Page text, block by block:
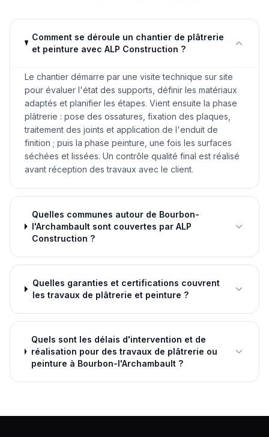
Comment se déroule un chantier de plâtrerie
et peinture avec ALP Construction ?
Le chantier démarre par une visite technique sur site
pour évaluer l'état des supports, définir les matériaux
adaptés et planifier les étapes. Vient ensuite la phase
plâtrerie : pose des ossatures, fixation des plaques,
traitement des joints et application de l'enduit de
finition ; puis la phase peinture, une fois les surfaces
séchées et lissées. Un contrôle qualité final est réalisé
avant réception des travaux avec le client.
Quelles communes autour de Bourbon-
l'Archambault sont couvertes par ALP
Construction ?
Quelles garanties et certifications couvrent
les travaux de plâtrerie et peinture ?
Quels sont les délais d'intervention et de
réalisation pour des travaux de plâtrerie ou
peinture à Bourbon-l'Archambault ?